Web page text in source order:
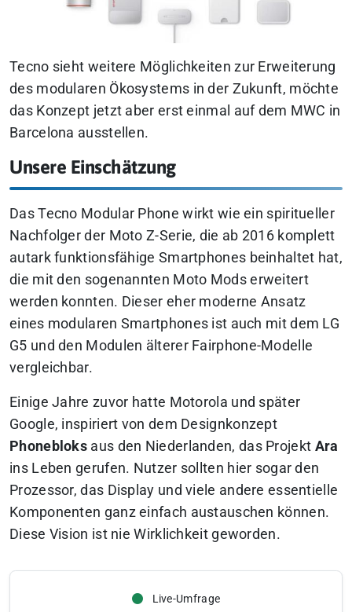
Tecno sieht weitere Möglichkeiten zur Erweiterung
des modularen Ökosystems in der Zukunft, möchte
das Konzept jetzt aber erst einmal auf dem MWC in
Barcelona ausstellen.
Unsere Einschätzung
Das Tecno Modular Phone wirkt wie ein spiritueller
Nachfolger der Moto Z-Serie, die ab 2016 komplett
autark funktionsfähige Smartphones beinhaltet hat,
die mit den sogenannten Moto Mods erweitert
werden konnten. Dieser eher moderne Ansatz
eines modularen Smartphones ist auch mit dem LG
G5 und den Modulen älterer Fairphone-Modelle
vergleichbar.
Einige Jahre zuvor hatte Motorola und später
Google, inspiriert von dem Designkonzept
Phonebloks aus den Niederlanden, das Projekt Ara
ins Leben gerufen. Nutzer sollten hier sogar den
Prozessor, das Display und viele andere essentielle
Komponenten ganz einfach austauschen können.
Diese Vision ist nie Wirklichkeit geworden.
Live-Umfrage